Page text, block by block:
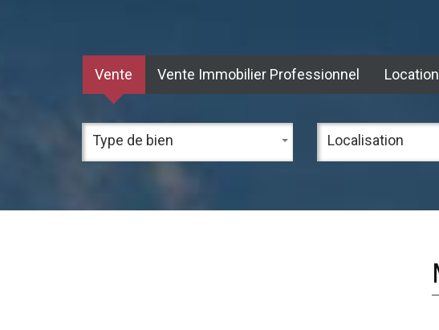
Vente Vente Immobilier Professionnel Location
Type de bien Localisation